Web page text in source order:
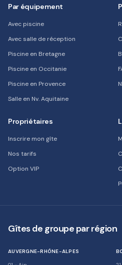
Par équipement
Avec piscine
Avec salle de réception
Piscine en Bretagne
Piscine en Occitanie
Piscine en Provence
Salle en Nv. Aquitaine
Propriétaires
Inscrire mon gîte
Nos tarifs
Option VIP
Gîtes de groupe par région
AUVERGNE-RHÔNE-ALPES